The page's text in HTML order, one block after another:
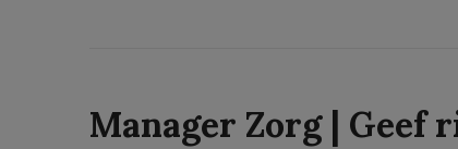
Manager Zorg | Geef